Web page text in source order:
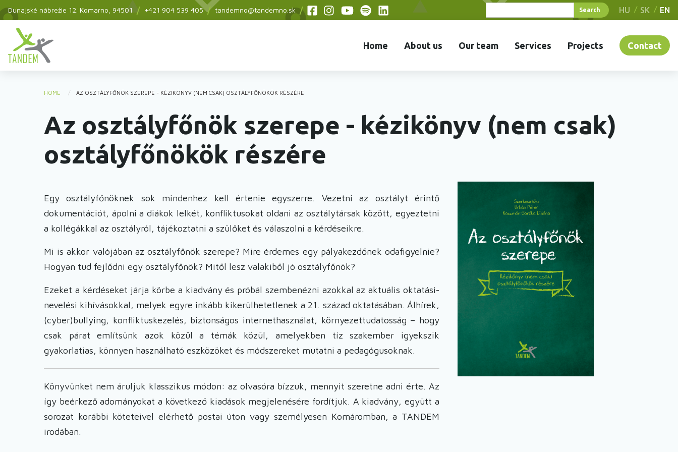
Skip
to
main
content
Dunajské nábrežie 12. Komarno , 94501 +421 904 539 405 tandemno@tandemno.sk
Social
HU SK EN
Main
menu
Home About us Our team Services Projects Contact
are
here
HOME AZ OSZTÁLYFŐNÖK SZEREPE - KÉZIKÖNYV (NEM CSAK) OSZTÁLYFŐNÖKÖK RÉSZÉRE
Az osztályfőnök szerepe - kézikönyv (nem csak)
osztályfőnökök részére
Egy osztályfőnöknek sok mindenhez kell értenie egyszerre. Vezetni az osztályt érintő
dokumentációt, ápolni a diákok lelkét, konfliktusokat oldani az osztálytársak között, egyeztetni
a kollégákkal az osztályról, tájékoztatni a szülőket és válaszolni a kérdéseikre.
Mi is akkor valójában az osztályfőnök szerepe? Mire érdemes egy pályakezdőnek odafigyelnie?
Hogyan tud fejlődni egy osztályfőnök? Mitől lesz valakiből jó osztályfőnök?
Ezeket a kérdéseket járja körbe a kiadvány és próbál szembenézni azokkal az aktuális oktatási-
nevelési kihívásokkal, melyek egyre inkább kikerülhetetlenek a 21. század oktatásában. Álhírek,
(cyber)bullying, konfliktuskezelés, biztonságos internethasználat, környezettudatosság – hogy
csak párat említsünk azok közül a témák közül, amelyekben tíz szakember igyekszik
gyakorlatias, könnyen használható eszközöket és módszereket mutatni a pedagógusoknak.
Könyvünket nem áruljuk klasszikus módon: az olvasóra bízzuk, mennyit szeretne adni érte. Az
így beérkező adományokat a következő kiadások megjelenésére fordítjuk. A kiadvány, együtt a
sorozat korábbi köteteivel elérhető postai úton vagy személyesen Komáromban, a TANDEM
irodában.